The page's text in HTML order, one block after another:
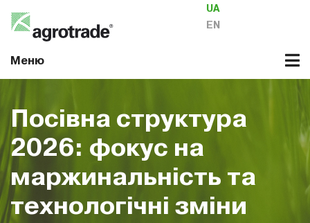
Меню
UA
EN
Посівна структура
2026: фокус на
маржинальність та
технологічні зміни